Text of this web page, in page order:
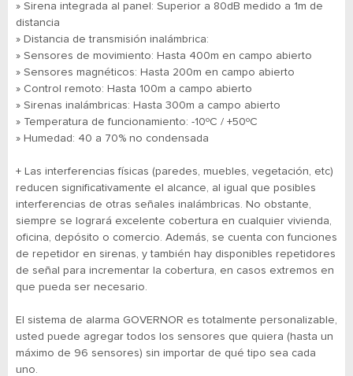
» Sirena integrada al panel: Superior a 80dB medido a 1m de
distancia
» Distancia de transmisión inalámbrica:
» Sensores de movimiento: Hasta 400m en campo abierto
» Sensores magnéticos: Hasta 200m en campo abierto
» Control remoto: Hasta 100m a campo abierto
» Sirenas inalámbricas: Hasta 300m a campo abierto
» Temperatura de funcionamiento: -10ºC / +50ºC
» Humedad: 40 a 70% no condensada
+ Las interferencias físicas (paredes, muebles, vegetación, etc)
reducen significativamente el alcance, al igual que posibles
interferencias de otras señales inalámbricas. No obstante,
siempre se logrará excelente cobertura en cualquier vivienda,
oficina, depósito o comercio. Además, se cuenta con funciones
de repetidor en sirenas, y también hay disponibles repetidores
de señal para incrementar la cobertura, en casos extremos en
que pueda ser necesario.
El sistema de alarma GOVERNOR es totalmente personalizable,
usted puede agregar todos los sensores que quiera (hasta un
máximo de 96 sensores) sin importar de qué tipo sea cada
uno.